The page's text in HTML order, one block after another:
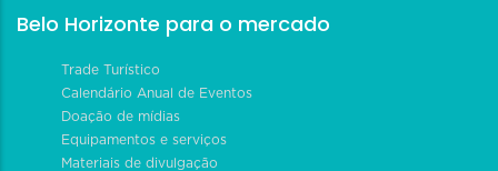
Belo Horizonte para o mercado
Trade Turístico
Calendário Anual de Eventos
Doação de mídias
Equipamentos e serviços
Materiais de divulgação